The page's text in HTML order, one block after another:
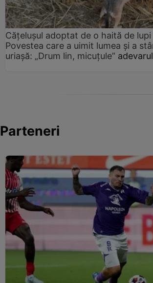
Cățelușul adoptat de o haită de
Povestea care a uimit lumea și a
uriașă: „Drum lin, micuțule”
Parteneri